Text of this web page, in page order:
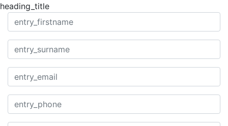
heading_title